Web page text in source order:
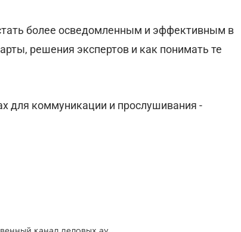
более осведомленным и эффективным в
решения экспертов и как понимать те
для коммуникации и прослушивания -